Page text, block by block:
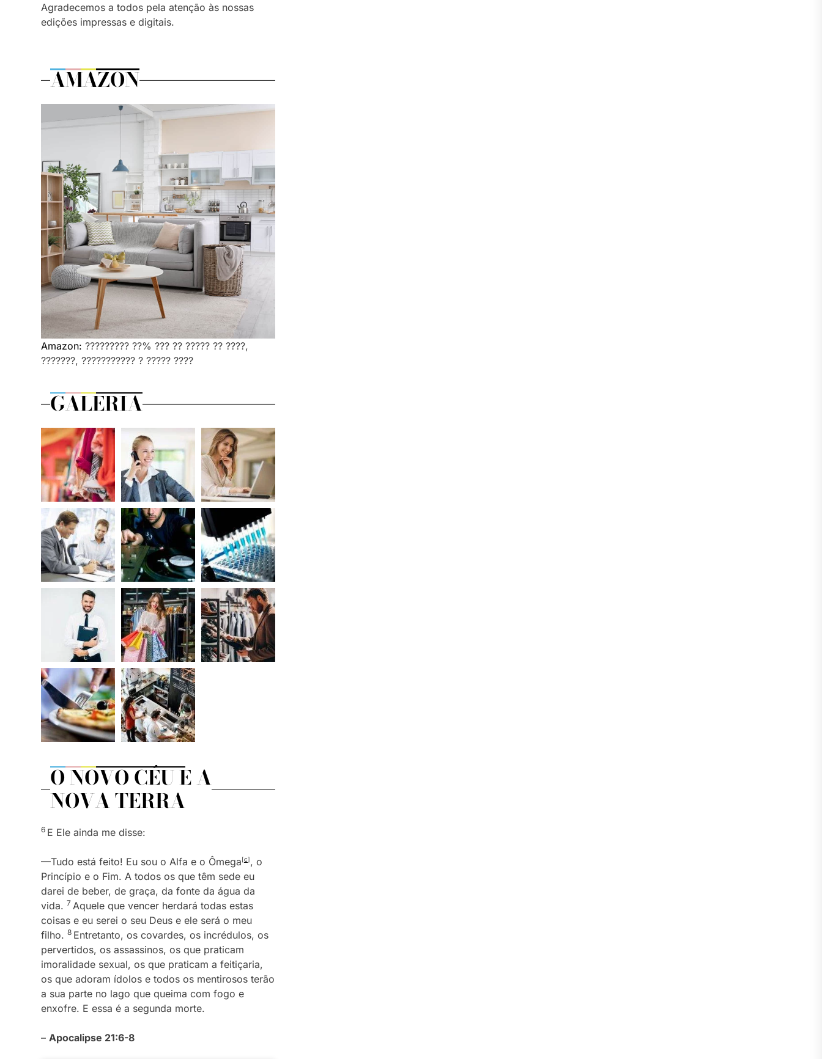
Agradecemos a todos pela atenção às nossas
edições impressas e digitais.
AMAZON
Amazon: ????????? ??% ??? ?? ????? ?? ????,
???????, ??????????? ? ????? ????
GALERIA
O NOVO CÉU E A
NOVA TERRA
6 E Ele ainda me disse:
—Tudo está feito! Eu sou o Alfa e o Ômega[c], o
Princípio e o Fim. A todos os que têm sede eu
darei de beber, de graça, da fonte da água da
vida. 7 Aquele que vencer herdará todas estas
coisas e eu serei o seu Deus e ele será o meu
filho. 8 Entretanto, os covardes, os incrédulos, os
pervertidos, os assassinos, os que praticam
imoralidade sexual, os que praticam a feitiçaria,
os que adoram ídolos e todos os mentirosos terão
a sua parte no lago que queima com fogo e
enxofre. E essa é a segunda morte.
– Apocalipse 21:6-8